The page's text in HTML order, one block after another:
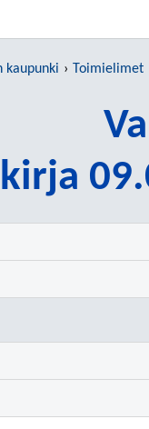
kaupunki Toimielimet